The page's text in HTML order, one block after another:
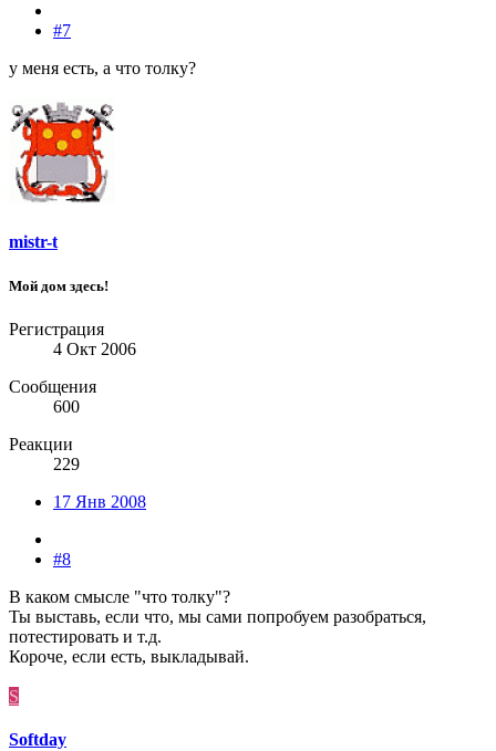
#7
у меня есть, а что толку?
mistr-t
Мой дом здесь!
Регистрация
4 Окт 2006
Сообщения
600
Реакции
229
17 Янв 2008
#8
В каком смысле "что толку"?
Ты выставь, если что, мы сами попробуем разобраться,
потестировать и т.д.
Короче, если есть, выкладывай.
S
Softday